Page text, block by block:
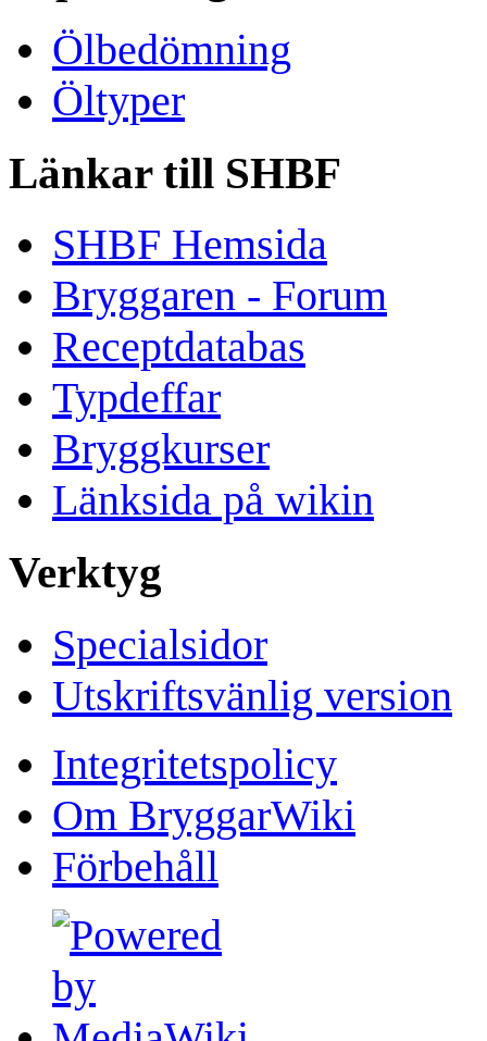
Ölbedömning
Öltyper
Länkar till SHBF
SHBF Hemsida
Bryggaren - Forum
Receptdatabas
Typdeffar
Bryggkurser
Länksida på wikin
Verktyg
Specialsidor
Utskriftsvänlig version
Integritetspolicy
Om BryggarWiki
Förbehåll